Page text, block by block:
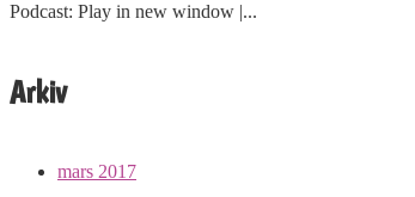
Podcast: Play in new window |...
Arkiv
mars 2017